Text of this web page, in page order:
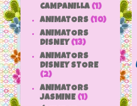
CAMPANILLA (1)
ANIMATORS (10)
ANIMATORS
DISNEY (13)
ANIMATORS
DISNEY STORE
(2)
ANIMATORS
JASMINE (1)